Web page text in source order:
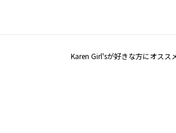
Karen Girl'sが好きな方にオスス